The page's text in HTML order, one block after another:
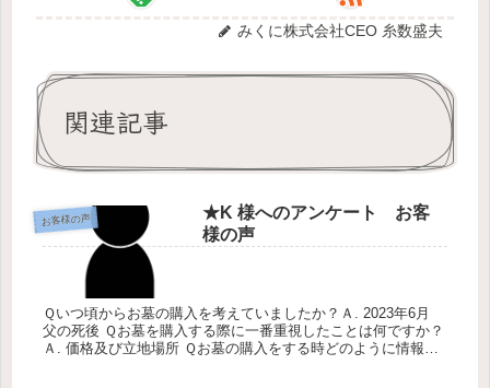
みくに株式会社CEO 糸数盛夫
関連記事
お客様の声
★K 様へのアンケート お客
様の声
Ｑいつ頃からお墓の購入を考えていましたか？Ａ. 2023年6月
父の死後 Ｑお墓を購入する際に一番重視したことは何ですか？
Ａ. 価格及び立地場所 Ｑお墓の購入をする時どのように情報を